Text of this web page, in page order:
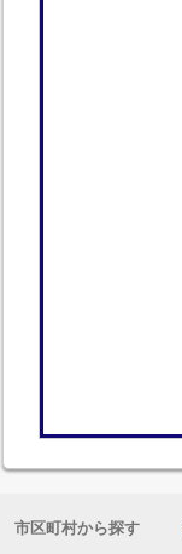
市区町村から探す